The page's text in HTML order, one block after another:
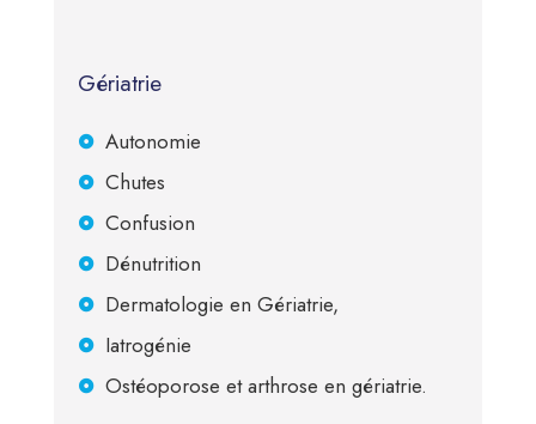
Gériatrie
Autonomie
Chutes
Confusion
Dénutrition
Dermatologie en Gériatrie,
Iatrogénie
Ostéoporose et arthrose en gériatrie.